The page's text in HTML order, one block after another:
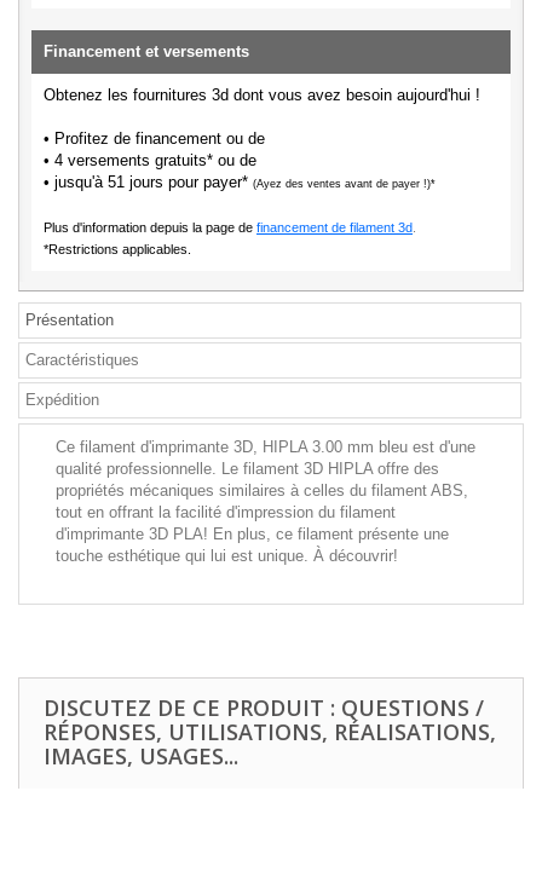
Financement et versements
Obtenez les fournitures 3d dont vous avez besoin aujourd'hui !
• Profitez de financement ou de
• 4 versements gratuits* ou de
• jusqu'à 51 jours pour payer* (Ayez des ventes avant de payer !)*
Plus d'information depuis la page de financement de filament 3d
*Restrictions applicables.
Présentation
Caractéristiques
Expédition
Ce filament d'imprimante 3D, HIPLA 3.00 mm bleu est d'une
qualité professionnelle. Le filament 3D HIPLA offre des
propriétés mécaniques similaires à celles du filament ABS,
tout en offrant la facilité d'impression du filament
d'imprimante 3D PLA! En plus, ce filament présente une
touche esthétique qui lui est unique. À découvrir!
DISCUTEZ DE CE PRODUIT : QUESTIONS /
RÉPONSES, UTILISATIONS, RÉALISATIONS,
IMAGES, USAGES...